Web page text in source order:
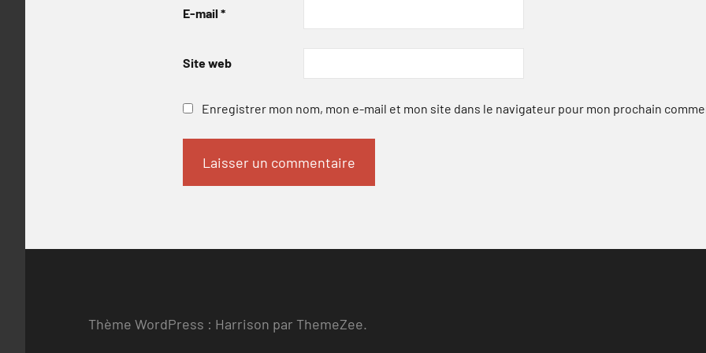
E-mail *
Site web
Enregistrer mon nom, mon e-mail et mon site dans le navigateur pour mon prochain
Thème WordPress : Harrison par ThemeZee.